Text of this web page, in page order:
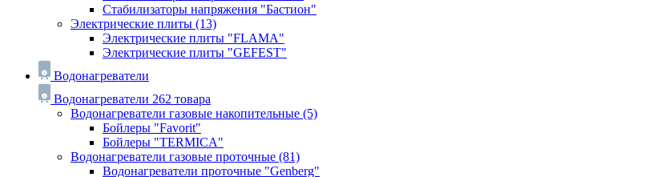
Стабилизаторы напряжения "Бастион"
Электрические плиты (13)
Электрические плиты "FLAMA"
Электрические плиты "GEFEST"
Водонагреватели
Водонагреватели 262 товара
Водонагреватели газовые накопительные (5)
Бойлеры "Favorit"
Бойлеры "TERMICA"
Водонагреватели газовые проточные (81)
Водонагреватели проточные "Genberg"